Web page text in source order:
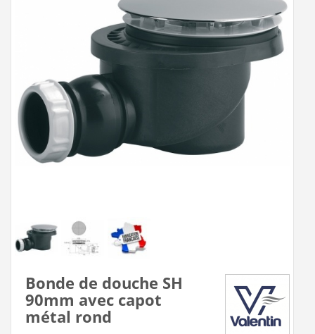
Bonde de douche SH
90mm avec capot
métal rond